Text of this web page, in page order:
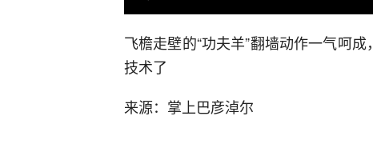
飞檐走壁的“功夫羊”翻墙动作一气呵
技术了
来源：掌上巴彦淖尔